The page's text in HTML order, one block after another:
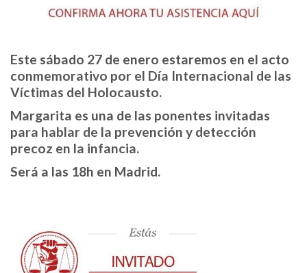
Este sábado 27 de enero estaremos en el acto
conmemorativo por el Día Internacional de las
Víctimas del Holocausto.
Margarita es una de las ponentes invitadas
para hablar de la prevención y detección
precoz en la infancia.
Será a las 18h en Madrid.